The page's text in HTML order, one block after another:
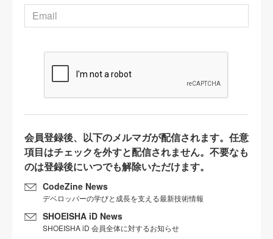
会員登録後、以下のメルマガが配信されます。任意
項目はチェックを外すと配信されません。不要なも
のは登録後にいつでも解除いただけます。
CodeZine News
デベロッパーの学びと成長を支える最新技術情報
SHOEISHA iD News
SHOEISHA iD 会員全体に対するお知らせ